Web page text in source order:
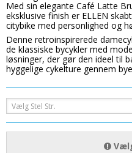
Med sin elegante Café Latte
eksklusive finish er ELLEN
citybike med personlighed og
Denne retroinspirerede
de klassiske bycykler med
løsninger, der gør den ideel til
hyggelige cykelture gennem
Vælg Stel Str.